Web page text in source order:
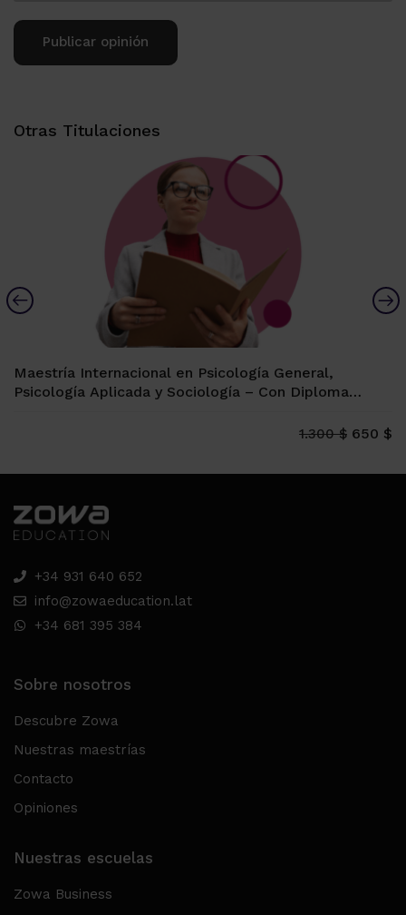
Otras Titulaciones
Maestría Internacional en Psicología General,
Psicología Aplicada y Sociología – Con Diploma
por la Universidas Española de Vitoria-Gasteiz)
1.300 $ 650 $
+34 931 640 652
info@zowaeducation.lat
+34 681 395 384
Sobre nosotros
Descubre Zowa
Nuestras maestrías
Contacto
Opiniones
Nuestras escuelas
Zowa Business